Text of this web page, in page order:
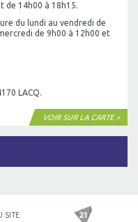
de 14h00 à 18h15.
du lundi au vendredi de
de 9h00 à 12h00 et
LACQ.
VOIR SUR LA CARTE >
SITE